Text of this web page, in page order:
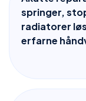
springer,
radiatorer
erfarne